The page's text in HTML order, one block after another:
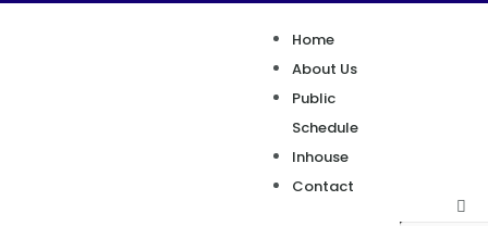
Home
About Us
Public
Schedule
Inhouse
Contact